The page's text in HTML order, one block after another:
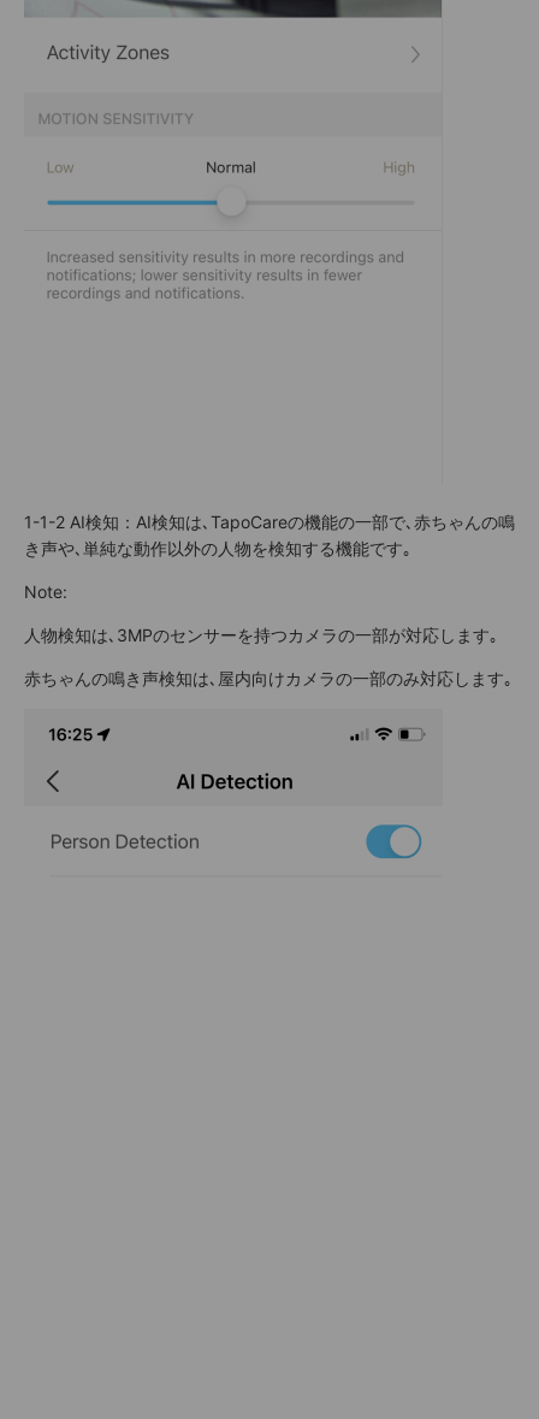
1-1-2 AI検知 ：AI検知は､TapoCareの機能の一部で､赤ちゃんの鳴
き声や､単純な動作以外の人物を検知する機能です｡
Note:
人物検知は､3MPのセンサーを持つカメラの一部が対応します｡
赤ちゃんの鳴き声検知は､屋内向けカメラの一部のみ対応します｡